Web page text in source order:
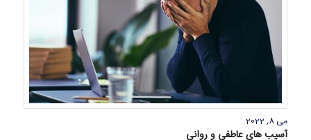
می 8, 2022
آسیب های عاطفی و روانی